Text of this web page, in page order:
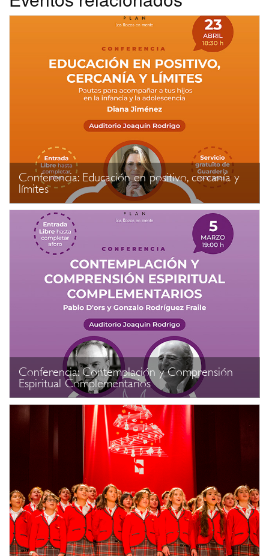
Conferencia: Educación en positivo, cercanía y
límites
Conferencia: Contemplación y Comprensión
Espiritual Complementarios